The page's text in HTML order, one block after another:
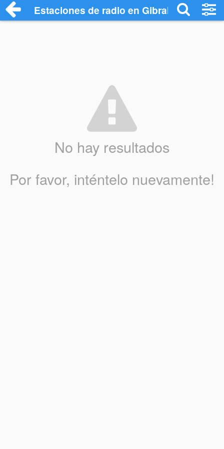
Estaciones de radio en Gibraltar -
No hay resultados
Por favor, inténtelo nuevamente!